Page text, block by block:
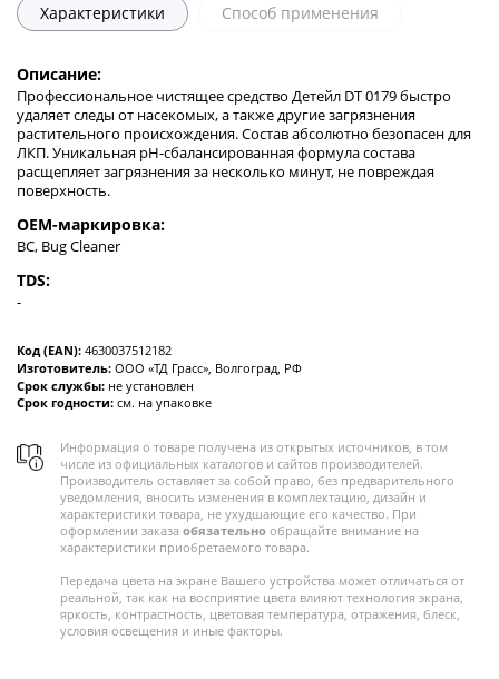
Характеристики Способ применения
Описание:
Профессиональное чистящее средство Детейл DT 0179 быстро
удаляет следы от насекомых, а также другие загрязнения
растительного происхождения. Состав абсолютно безопасен для
ЛКП. Уникальная pH-сбалансированная формула состава
расщепляет загрязнения за несколько минут, не повреждая
поверхность.
OEM-маркировка:
BC, Bug Cleaner
TDS:
-
Код (EAN): 4630037512182
Изготовитель: ООО «ТД Грасс», Волгоград, РФ
Срок службы: не установлен
Срок годности: см. на упаковке
Информация о товаре получена из открытых источников, в том
числе из официальных каталогов и сайтов производителей.
Производитель оставляет за собой право, без предварительного
уведомления, вносить изменения в комплектацию, дизайн и
характеристики товара, не ухудшающие его качество. При
оформлении заказа обязательно обращайте внимание на
характеристики приобретаемого товара.
Передача цвета на экране Вашего устройства может отличаться от
реальной, так как на восприятие цвета влияют технология экрана,
яркость, контрастность, цветовая температура, отражения, блеск,
условия освещения и иные факторы.